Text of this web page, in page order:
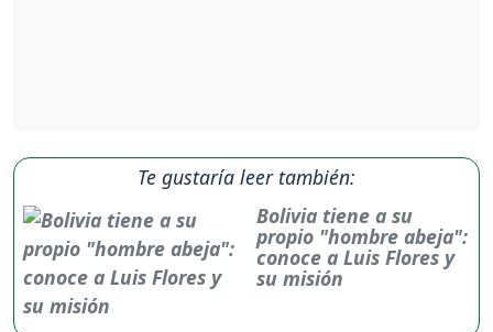
Te gustaría leer también:
Bolivia tiene a su
propio "hombre abeja":
conoce a Luis Flores y
su misión